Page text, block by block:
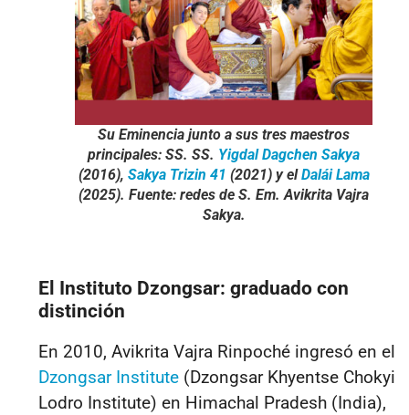
Su Eminencia junto a sus tres maestros
principales: SS. SS. Yigdal Dagchen Sakya
(2016), Sakya Trizin 41 (2021) y elDalái Lama
(2025). Fuente: redes de S. Em. Avikrita Vajra
Sakya.
El Instituto Dzongsar: graduado con
distinción
En 2010, Avikrita Vajra Rinpoché ingresó en el
Dzongsar Institute (Dzongsar Khyentse Chokyi
Lodro Institute) en Himachal Pradesh (India),